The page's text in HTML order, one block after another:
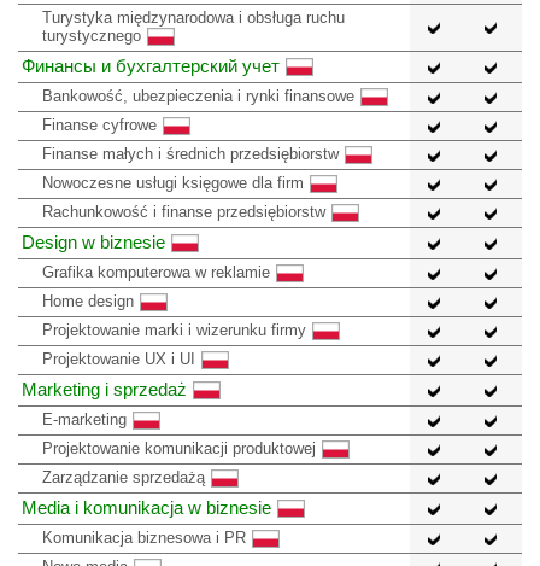
Turystyka międzynarodowa i obsługa ruchu
turystycznego
Финансы и бухгалтерский учет
Bankowość, ubezpieczenia i rynki finansowe
Finanse cyfrowe
Finanse małych i średnich przedsiębiorstw
Nowoczesne usługi księgowe dla firm
Rachunkowość i finanse przedsiębiorstw
Design w biznesie
Grafika komputerowa w reklamie
Home design
Projektowanie marki i wizerunku firmy
Projektowanie UX i UI
Marketing i sprzedaż
E-marketing
Projektowanie komunikacji produktowej
Zarządzanie sprzedażą
Media i komunikacja w biznesie
Komunikacja biznesowa i PR